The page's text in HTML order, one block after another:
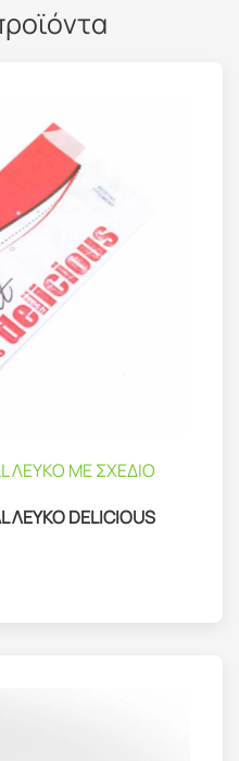
ΛΕΥΚΟ ΜΕ ΣΧΕΔΙΟ
ΛΕΥΚΟ DELICIOUS